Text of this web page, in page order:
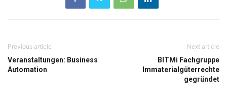
Previous article
Veranstaltungen: Business
Automation
Next article
BITMi Fachgruppe
Immaterialgüterrechte
gegründet